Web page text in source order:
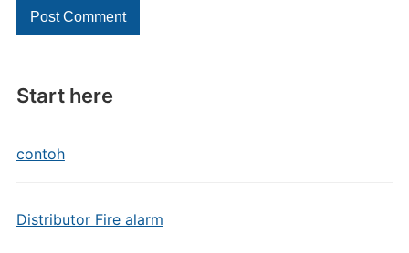
Start here
contoh
Distributor Fire alarm